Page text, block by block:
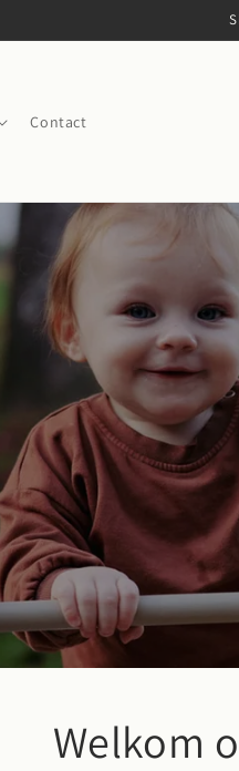
Contact
Welkom